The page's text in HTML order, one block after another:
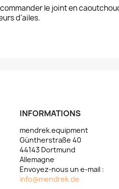
le joint en
d'ailes.
INFORMATIONS
mendrek.equipment
Güntherstraße 40
44143 Dortmund
Allemagne
Envoyez-nous un e-mail :
info@mendrek.de